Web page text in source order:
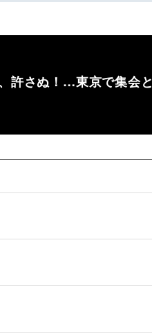
許さぬ！…東京で集会と